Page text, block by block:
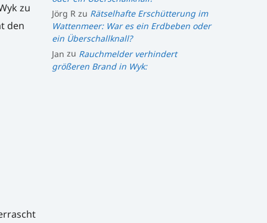
zu
den
Jörg Rzu Rätselhafte Erschütterung im
Wattenmeer: War es ein Erdbeben oder
ein Überschallknall?
Jan zu Rauchmelder verhindert
größeren Brand in Wyk: